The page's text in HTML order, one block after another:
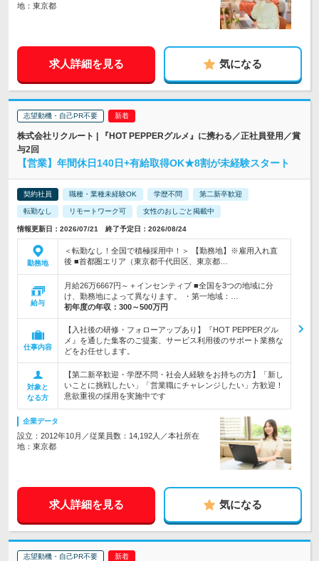
地：東京都
求人詳細を見る 気になる
志望動機・自己PR不要
株式会社リクルート | 『HOT PEPPERグルメ』に携わる／正社員登用／賞
与2回
【営業】年間休日140日+有給取得OK★8割が未経験スタート
契約社員 職種・業種未経験OK 学歴不問 第二新卒歓迎
転勤なし リモートワーク可 女性のおしごと掲載中
情報更新日：2026/07/21 終了予定日：2026/08/24
勤務地
＜転勤なし！全国で積極採用中！＞ 【勤務地】※雇用入れ直
後 ■首都圏エリア（東京都千代田区、東京都…
給与
月給26万6667円～＋インセンティブ ■全国を3つの地域に分
け、勤務地によって異なります。 ・第一地域：…
初年度の年収： 300～500万円
仕事内容
【入社後の研修・フォローアップあり】『HOT PEPPERグル
メ』を通した集客のご提案、サービス利用後のサポート業務な
どをお任せします。
対象と
なる方
【第二新卒歓迎・学歴不問・社会人経験をお持ちの方】「新し
いことに挑戦したい」「営業職にチャレンジしたい」方歓迎！
意欲重視の採用を実施中です
企業データ
設立：2012年10月／従業員数：14,192人／本社所在
地：東京都
求人詳細を見る 気になる
志望動機・自己PR不要